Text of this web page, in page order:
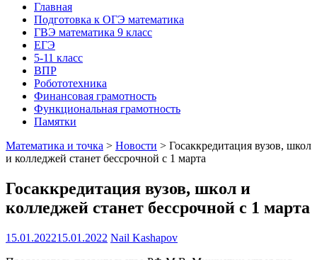
Главная
Подготовка к ОГЭ математика
ГВЭ математика 9 класс
ЕГЭ
5-11 класс
ВПР
Робототехника
Финансовая грамотность
Функциональная грамотность
Памятки
Математика и точка > Новости > Госаккредитация вузов, школ
и колледжей станет бессрочной с 1 марта
Госаккредитация вузов, школ и
колледжей станет бессрочной с 1 марта
15.01.202215.01.2022 Nail Kashapov